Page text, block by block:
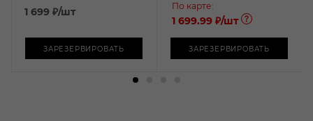
1 699 ₽/шт
ЗАРЕЗЕРВИРОВАТЬ
По карте:
1 699.99 ₽/шт
ЗАРЕЗЕРВИРОВАТЬ